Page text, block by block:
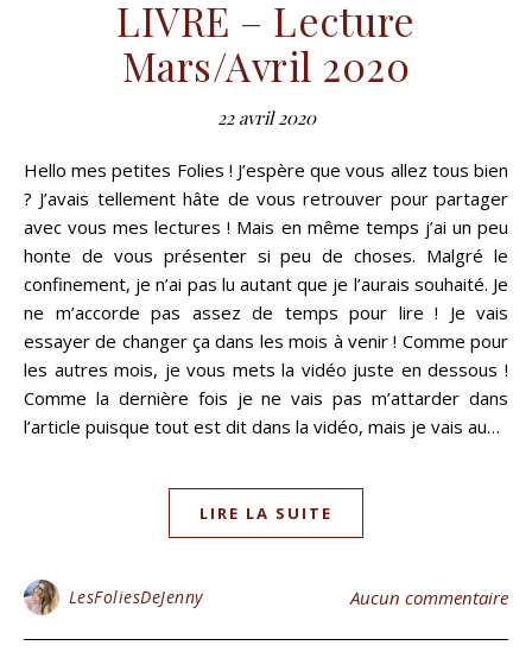
LIVRE – Lecture
Mars/Avril 2020
22 avril 2020
Hello mes petites Folies ! J’espère que vous allez tous bien
? J’avais tellement hâte de vous retrouver pour partager
avec vous mes lectures ! Mais en même temps j’ai un peu
honte de vous présenter si peu de choses. Malgré le
confinement, je n’ai pas lu autant que je l’aurais souhaité. Je
ne m’accorde pas assez de temps pour lire ! Je vais
essayer de changer ça dans les mois à venir ! Comme pour
les autres mois, je vous mets la vidéo juste en dessous !
Comme la dernière fois je ne vais pas m’attarder dans
l’article puisque tout est dit dans la vidéo, mais je vais au…
LIRE LA SUITE
LesFoliesDeJenny Aucun commentaire